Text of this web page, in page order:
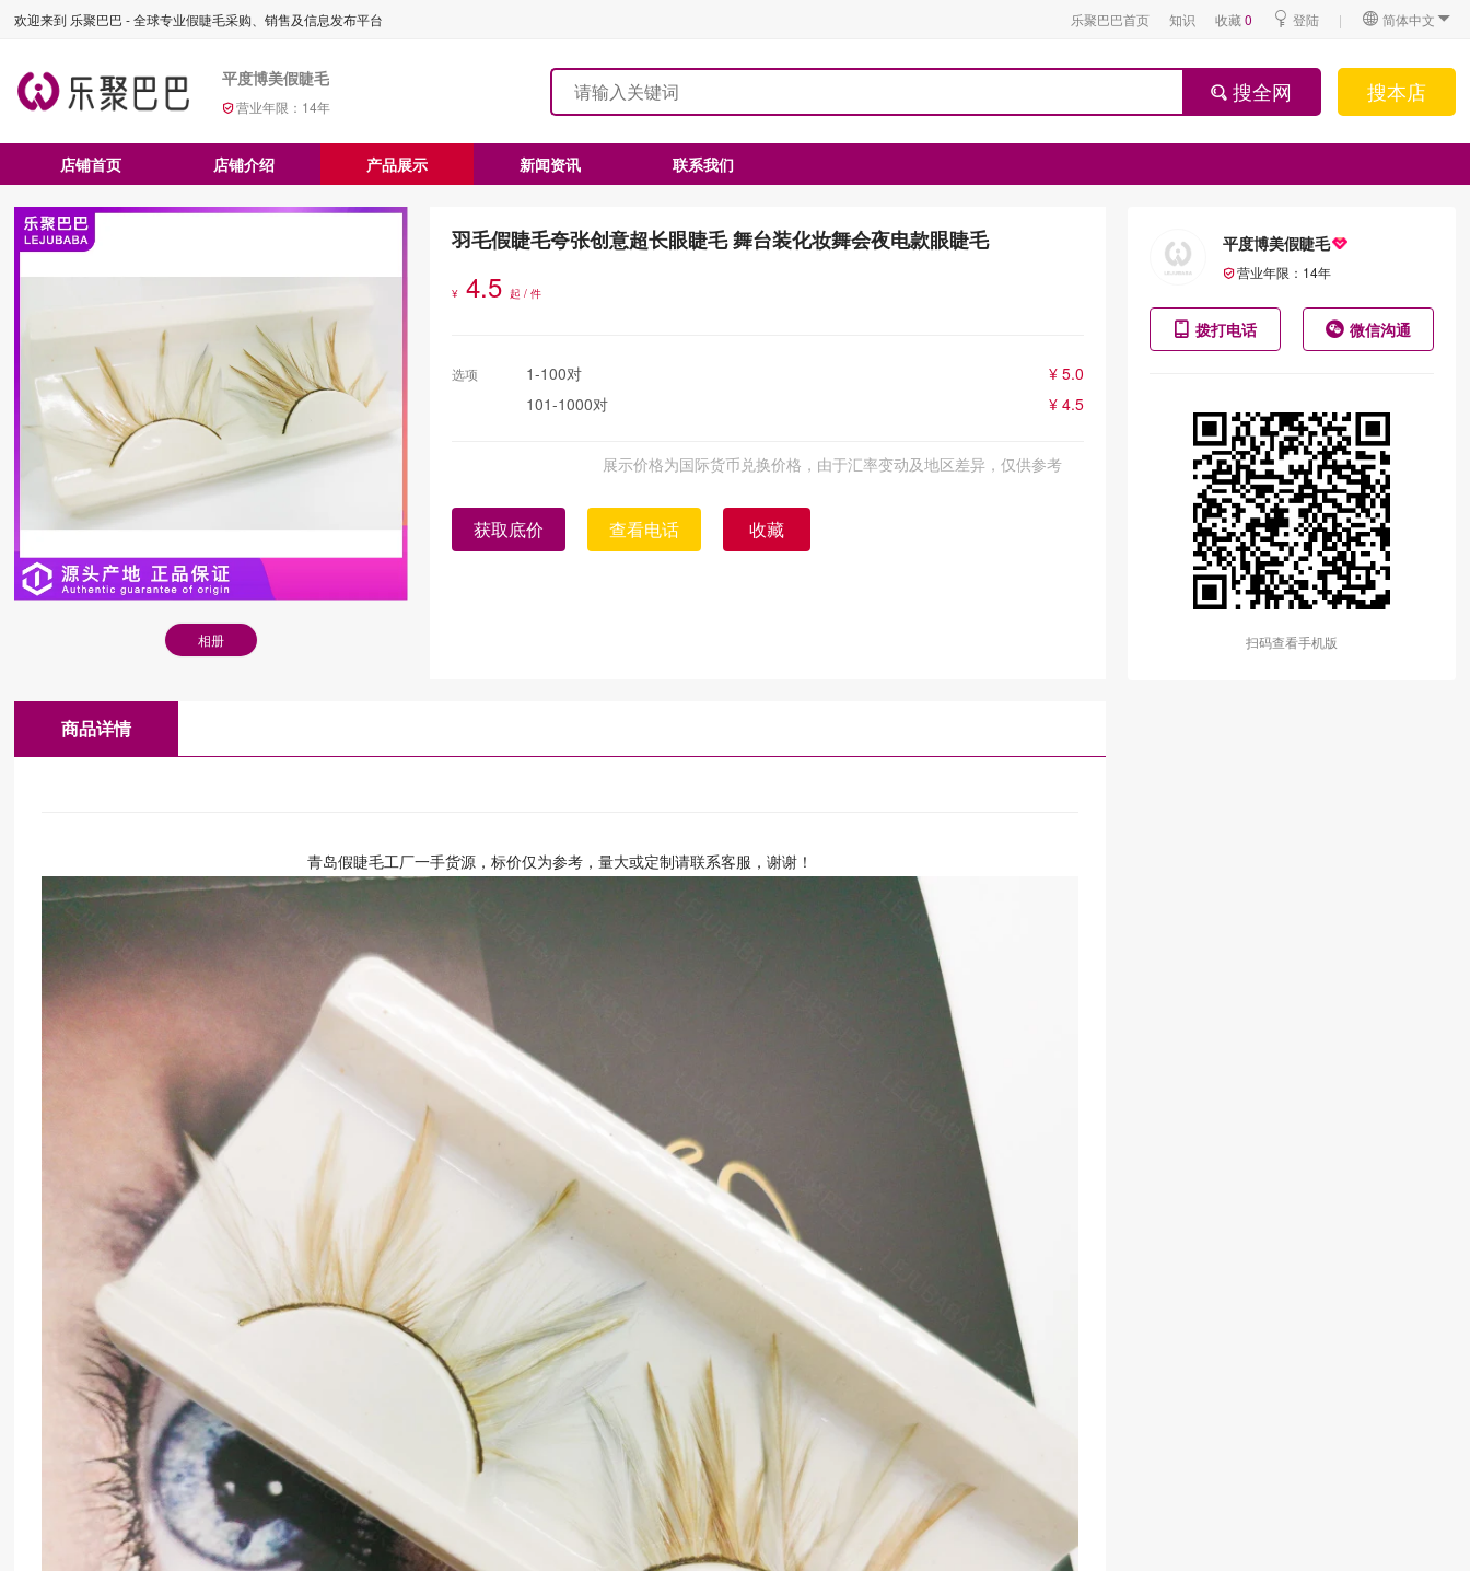
欢迎来到 乐聚巴巴 - 全球专业假睫毛采购、销售及信息发布平台 乐聚巴巴首页 知识 收藏0 登陆 | 简体中文
平度博美假睫毛
营业年限： 14年
搜全网 搜本店
店铺首页 店铺介绍 产品展示 新闻资讯 联系我们
相册
羽毛假睫毛夸张创意超长眼睫毛 舞台装化妆舞会夜电款眼睫毛
¥ 4.5起 / 件
选项 1-100对
¥ 5.0
101-1000对
¥ 4.5
展示价格为国际货币兑换价格，由于汇率变动及地区差异，仅供参考
获取底价 查看电话 收藏
商品详情
青岛假睫毛工厂一手货源，标价仅为参考，量大或定制请联系客服，谢谢！
平度博美假睫毛
营业年限： 14年
拨打电话 微信沟通
扫码查看手机版